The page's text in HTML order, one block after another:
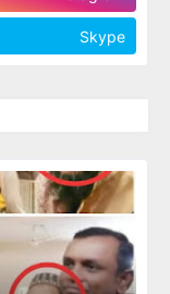
Skype